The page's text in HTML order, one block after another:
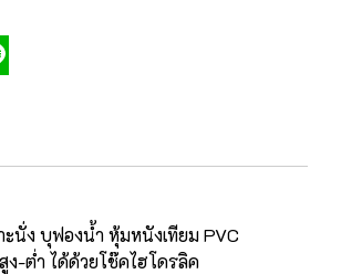
นั่ง บุฟองน้ำ หุ้มหนังเทียม PVC
-ต่ำ ได้ด้วยโช๊คไฮโดรลิค